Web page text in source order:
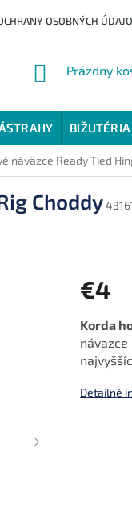
OSOBNÝCH
NÁKUPNÝ
Prázdny
náväzce Ready Tied
Choddy
€4
cena:
Korda
Detailné